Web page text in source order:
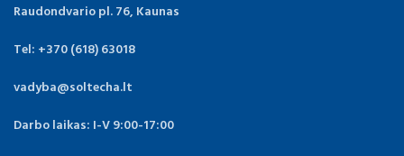
Raudondvario pl. 76, Kaunas
Tel: +370 (618) 63018
vadyba@soltecha.lt
Darbo laikas: I-V 9:00-17:00